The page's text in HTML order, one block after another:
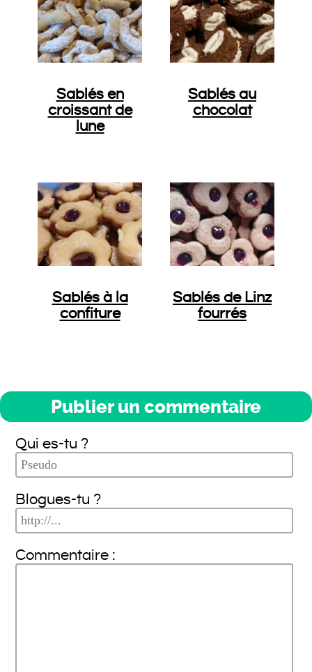
Sablés en
croissant de
lune
Sablés au
chocolat
Sablés à la
confiture
Sablés de Linz
fourrés
Publier un commentaire
Qui es-tu ?
Blogues-tu ?
Commentaire :